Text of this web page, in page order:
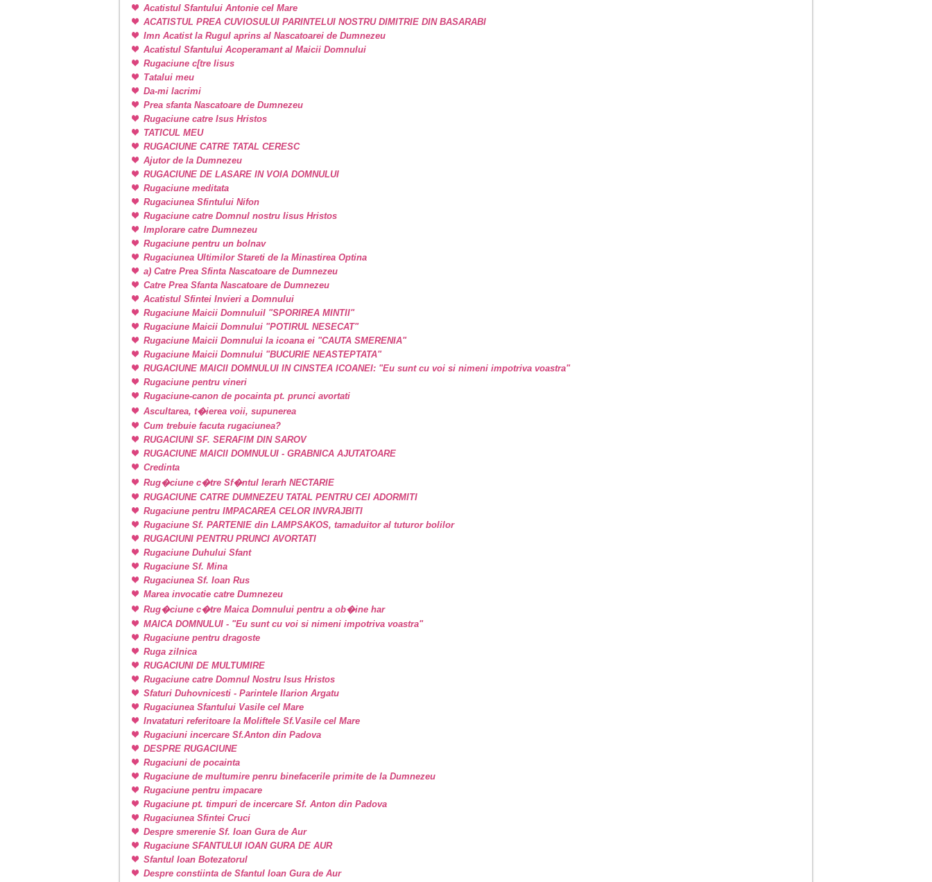
Acatistul Sfantului Antonie cel Mare
ACATISTUL PREA CUVIOSULUI PARINTELUI NOSTRU DIMITRIE DIN BASARABI
Imn Acatist la Rugul aprins al Nascatoarei de Dumnezeu
Acatistul Sfantului Acoperamant al Maicii Domnului
Rugaciune c[tre Iisus
Tatalui meu
Da-mi lacrimi
Prea sfanta Nascatoare de Dumnezeu
Rugaciune catre Isus Hristos
TATICUL MEU
RUGACIUNE CATRE TATAL CERESC
Ajutor de la Dumnezeu
RUGACIUNE DE LASARE IN VOIA DOMNULUI
Rugaciune meditata
Rugaciunea Sfintului Nifon
Rugaciune catre Domnul nostru Iisus Hristos
Implorare catre Dumnezeu
Rugaciune pentru un bolnav
Rugaciunea Ultimilor Stareti de la Minastirea Optina
a) Catre Prea Sfinta Nascatoare de Dumnezeu
Catre Prea Sfanta Nascatoare de Dumnezeu
Acatistul Sfintei Invieri a Domnului
Rugaciune Maicii DomnuluiI "SPORIREA MINTII"
Rugaciune Maicii Domnului "POTIRUL NESECAT"
Rugaciune Maicii Domnului la icoana ei "CAUTA SMERENIA"
Rugaciune Maicii Domnului "BUCURIE NEASTEPTATA"
RUGACIUNE MAICII DOMNULUI IN CINSTEA ICOANEI: "Eu sunt cu voi si nimeni impotriva voastra"
Rugaciune pentru vineri
Rugaciune-canon de pocainta pt. prunci avortati
Ascultarea, t�ierea voii, supunerea
Cum trebuie facuta rugaciunea?
RUGACIUNI SF. SERAFIM DIN SAROV
RUGACIUNE MAICII DOMNULUI - GRABNICA AJUTATOARE
Credinta
Rug�ciune c�tre Sf�ntul Ierarh NECTARIE
RUGACIUNE CATRE DUMNEZEU TATAL PENTRU CEI ADORMITI
Rugaciune pentru IMPACAREA CELOR INVRAJBITI
Rugaciune Sf. PARTENIE din LAMPSAKOS, tamaduitor al tuturor bolilor
RUGACIUNI PENTRU PRUNCI AVORTATI
Rugaciune Duhului Sfant
Rugaciune Sf. Mina
Rugaciunea Sf. Ioan Rus
Marea invocatie catre Dumnezeu
Rug�ciune c�tre Maica Domnului pentru a ob�ine har
MAICA DOMNULUI - "Eu sunt cu voi si nimeni impotriva voastra"
Rugaciune pentru dragoste
Ruga zilnica
RUGACIUNI DE MULTUMIRE
Rugaciune catre Domnul Nostru Isus Hristos
Sfaturi Duhovnicesti - Parintele Ilarion Argatu
Rugaciunea Sfantului Vasile cel Mare
Invataturi referitoare la Moliftele Sf.Vasile cel Mare
Rugaciuni incercare Sf.Anton din Padova
DESPRE RUGACIUNE
Rugaciuni de pocainta
Rugaciune de multumire penru binefacerile primite de la Dumnezeu
Rugaciune pentru impacare
Rugaciune pt. timpuri de incercare Sf. Anton din Padova
Rugaciunea Sfintei Cruci
Despre smerenie Sf. Ioan Gura de Aur
Rugaciune SFANTULUI IOAN GURA DE AUR
Sfantul Ioan Botezatorul
Despre constiinta de Sfantul Ioan Gura de Aur